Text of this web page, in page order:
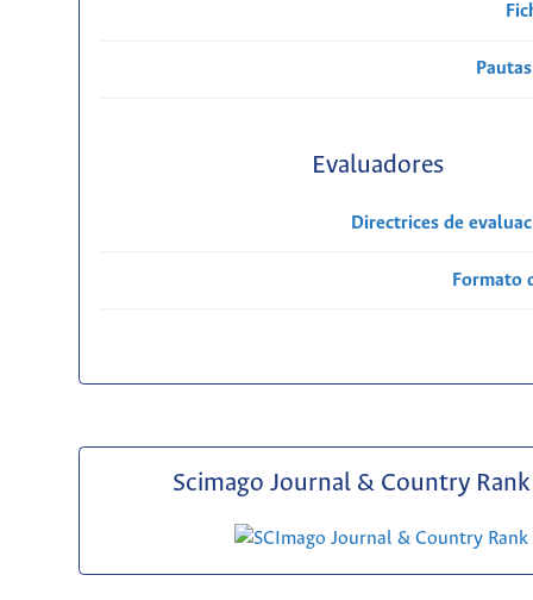
Evaluadores
Directrices de
Formato
Scimago Journal & Country Rank